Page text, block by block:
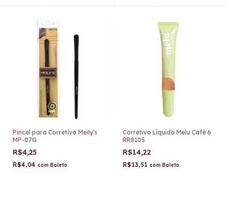
Pincel para Corretivo Meily's
MP-07G
R$4,25
R$4,04 com Boleto
Corretivo Líquido Melu Café 6
RR8105
R$14,22
R$13,51 com Boleto